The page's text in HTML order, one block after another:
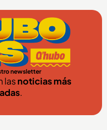
newsletter
lasnoticias más
.